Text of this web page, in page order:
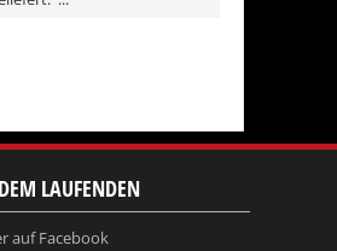
LAUFENDEN
auf Facebook